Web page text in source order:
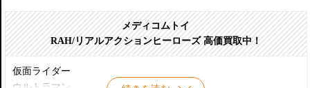
ハヤタ隊員
フジアキコ
ムラマツキャップ
・エクスプラス 大怪獣シリーズ
・ＣＣＰ
・海洋堂
メディコムトイ
RAH/リアルアクションヒーローズ 高価買取中！
仮面ライダー